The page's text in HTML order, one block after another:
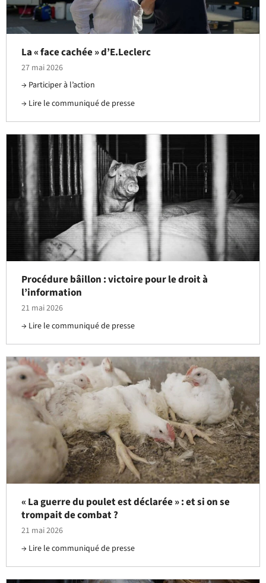
La « face cachée » d’E.Leclerc
27 mai 2026
Participer à l’action
Lire le communiqué de presse
Procédure bâillon : victoire pour le droit à
l’information
21 mai 2026
Lire le communiqué de presse
« La guerre du poulet est déclarée » : et si on se
trompait de combat ?
21 mai 2026
Lire le communiqué de presse